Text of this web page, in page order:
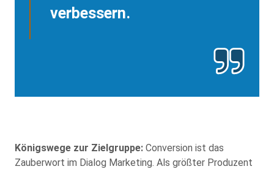
verbessern.
Königswege zur Zielgruppe: Conversion ist das
Zauberwort im Dialog Marketing. Als größter Produzent